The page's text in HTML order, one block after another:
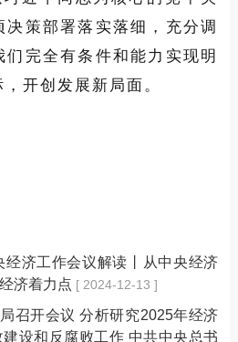
策部署落实落细，充分调
完全有条件和能力实现明
开创发展新局面。
经济工作会议解读丨从中央经济
济着力点 [ 2024-12-13 ]
召开会议 分析研究2025年经济
设和反腐败工作 中共中央总书